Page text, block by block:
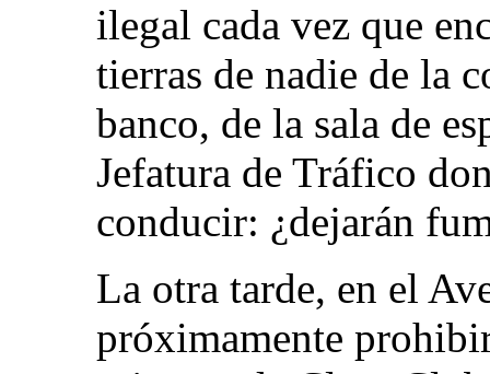
ilegal cada vez que
tierras de nadie de la
banco, de la sala de
Jefatura de Tráfico
conducir: ¿dejarán
La otra tarde, en el
próximamente